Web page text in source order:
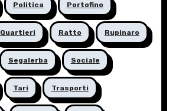
Politica Portofino
Quartieri Ratto Rupinaro
Segalerba Sociale
Tari Trasporti